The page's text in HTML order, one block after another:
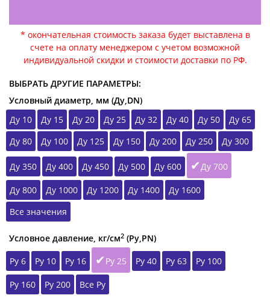
* окончательная стоимость заказа будет выставлена в
счете на оплату менеджером с учетом возможной
индивидуальной скидки и стоимости доставки по РФ.
ВЫБРАТЬ ДРУГИЕ ПАРАМЕТРЫ:
Условный диаметр, мм (Ду,DN)
Ду 10
Ду 15 Ду 20 Ду 25 Ду 32 Ду 40 Ду 50
Ду 65
Ду 80
Ду 100 Ду 125 Ду 150 Ду 200 Ду 250 Ду 300
Ду 350 Ду 400 Ду 450 Ду 500 Ду 600 Ду 700
Ду 800 Ду 1000 Ду 1200 Ду 1400
Ду 1600
Все значения
Условное давление, кг/см2 (Ру,РN)
Ру 6
Ру 10 Ру 16 Ру 25 Ру 40 Ру 63 Ру 100
Ру 160 Ру 200 Все Ру